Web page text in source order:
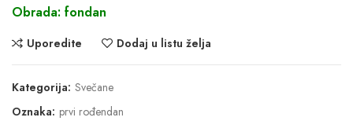
Obrada: fondan
Uporedite Dodaj u listu želja
Kategorija: Svečane
Oznaka: prvi rođendan